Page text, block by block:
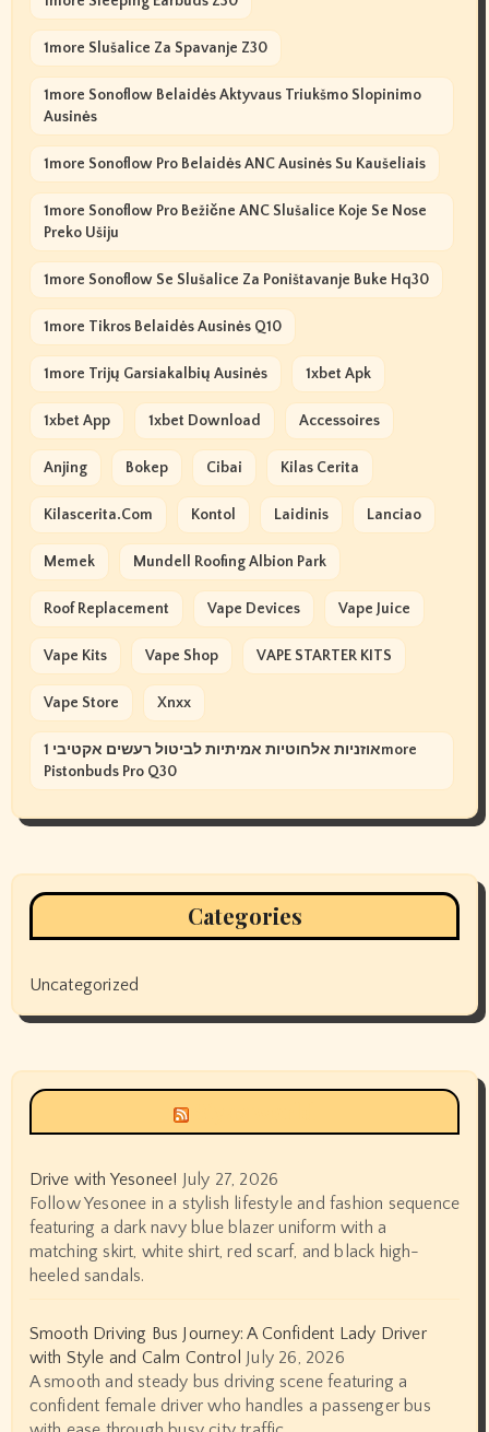
1more Slušalice Za Spavanje Z30
1more Sonoflow Belaidės Aktyvaus Triukšmo Slopinimo
Ausinės
1more Sonoflow Pro Belaidės ANC Ausinės Su Kaušeliais
1more Sonoflow Pro Bežične ANC Slušalice Koje Se Nose
Preko Ušiju
1more Sonoflow Se Slušalice Za Poništavanje Buke Hq30
1more Tikros Belaidės Ausinės Q10
1more Trijų Garsiakalbių Ausinės 1xbet Apk
1xbet App 1xbet Download Accessoires
Anjing Bokep Cibai Kilas Cerita
Kilascerita.com Kontol Laidinis Lanciao
Memek Mundell Roofing Albion Park
Roof Replacement Vape Devices Vape Juice
Vape Kits Vape Shop VAPE STARTER KITS
Vape Store Xnxx
אוזניות אלחוטיות אמיתיות לביטול רעשים אקטיבי 1more
Pistonbuds Pro Q30
Categories
Uncategorized
Drive with Yesonee! July 27, 2026
Follow Yesonee in a stylish lifestyle and fashion sequence
featuring a dark navy blue blazer uniform with a
matching skirt, white shirt, red scarf, and black high-
heeled sandals.
Smooth Driving Bus Journey: A Confident Lady Driver
with Style and Calm Control July 26, 2026
A smooth and steady bus driving scene featuring a
confident female driver who handles a passenger bus